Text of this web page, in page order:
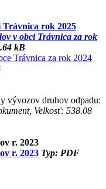
Trávnica rok 2025
v obci Trávnica za rok
kB
Trávnica za rok 2024
vývozov druhov odpadu:
Velkosť: 538.08
r. 2023
r. 2023 Typ: PDF